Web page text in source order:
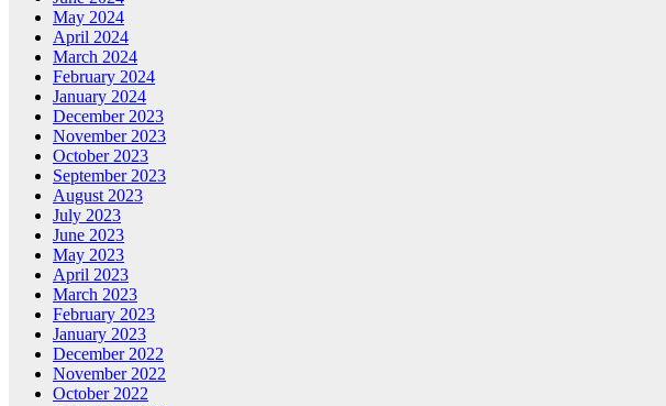
May 2024
April 2024
March 2024
February 2024
January 2024
December 2023
November 2023
October 2023
September 2023
August 2023
July 2023
June 2023
May 2023
April 2023
March 2023
February 2023
January 2023
December 2022
November 2022
October 2022